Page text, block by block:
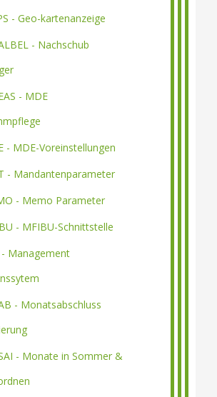
- Geo-kartenanzeige
- Nachschub
- MDE
- MDE-Voreinstellungen
- Mandantenparameter
- Memo Parameter
- MFIBU-Schnittstelle
- Management
- Monatsabschluss
- Monate in Sommer &